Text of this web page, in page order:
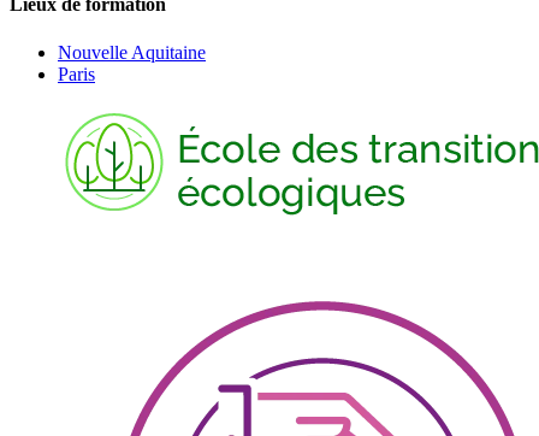
Lieux de formation
Nouvelle Aquitaine
Paris